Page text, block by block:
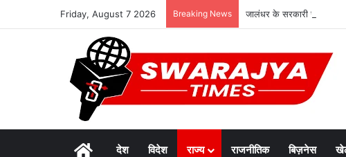
Friday, August 7 2026 Breaking News जालंधर के सरकारी स्कूल को
Homeदेश विदेश राज्य राजनीतिक बिज़नेस